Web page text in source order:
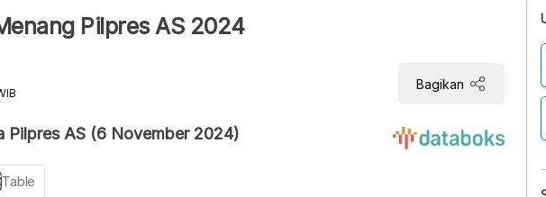
Pilpres AS 2024
Bagikan
Pilpres AS (6 November 2024)
Table